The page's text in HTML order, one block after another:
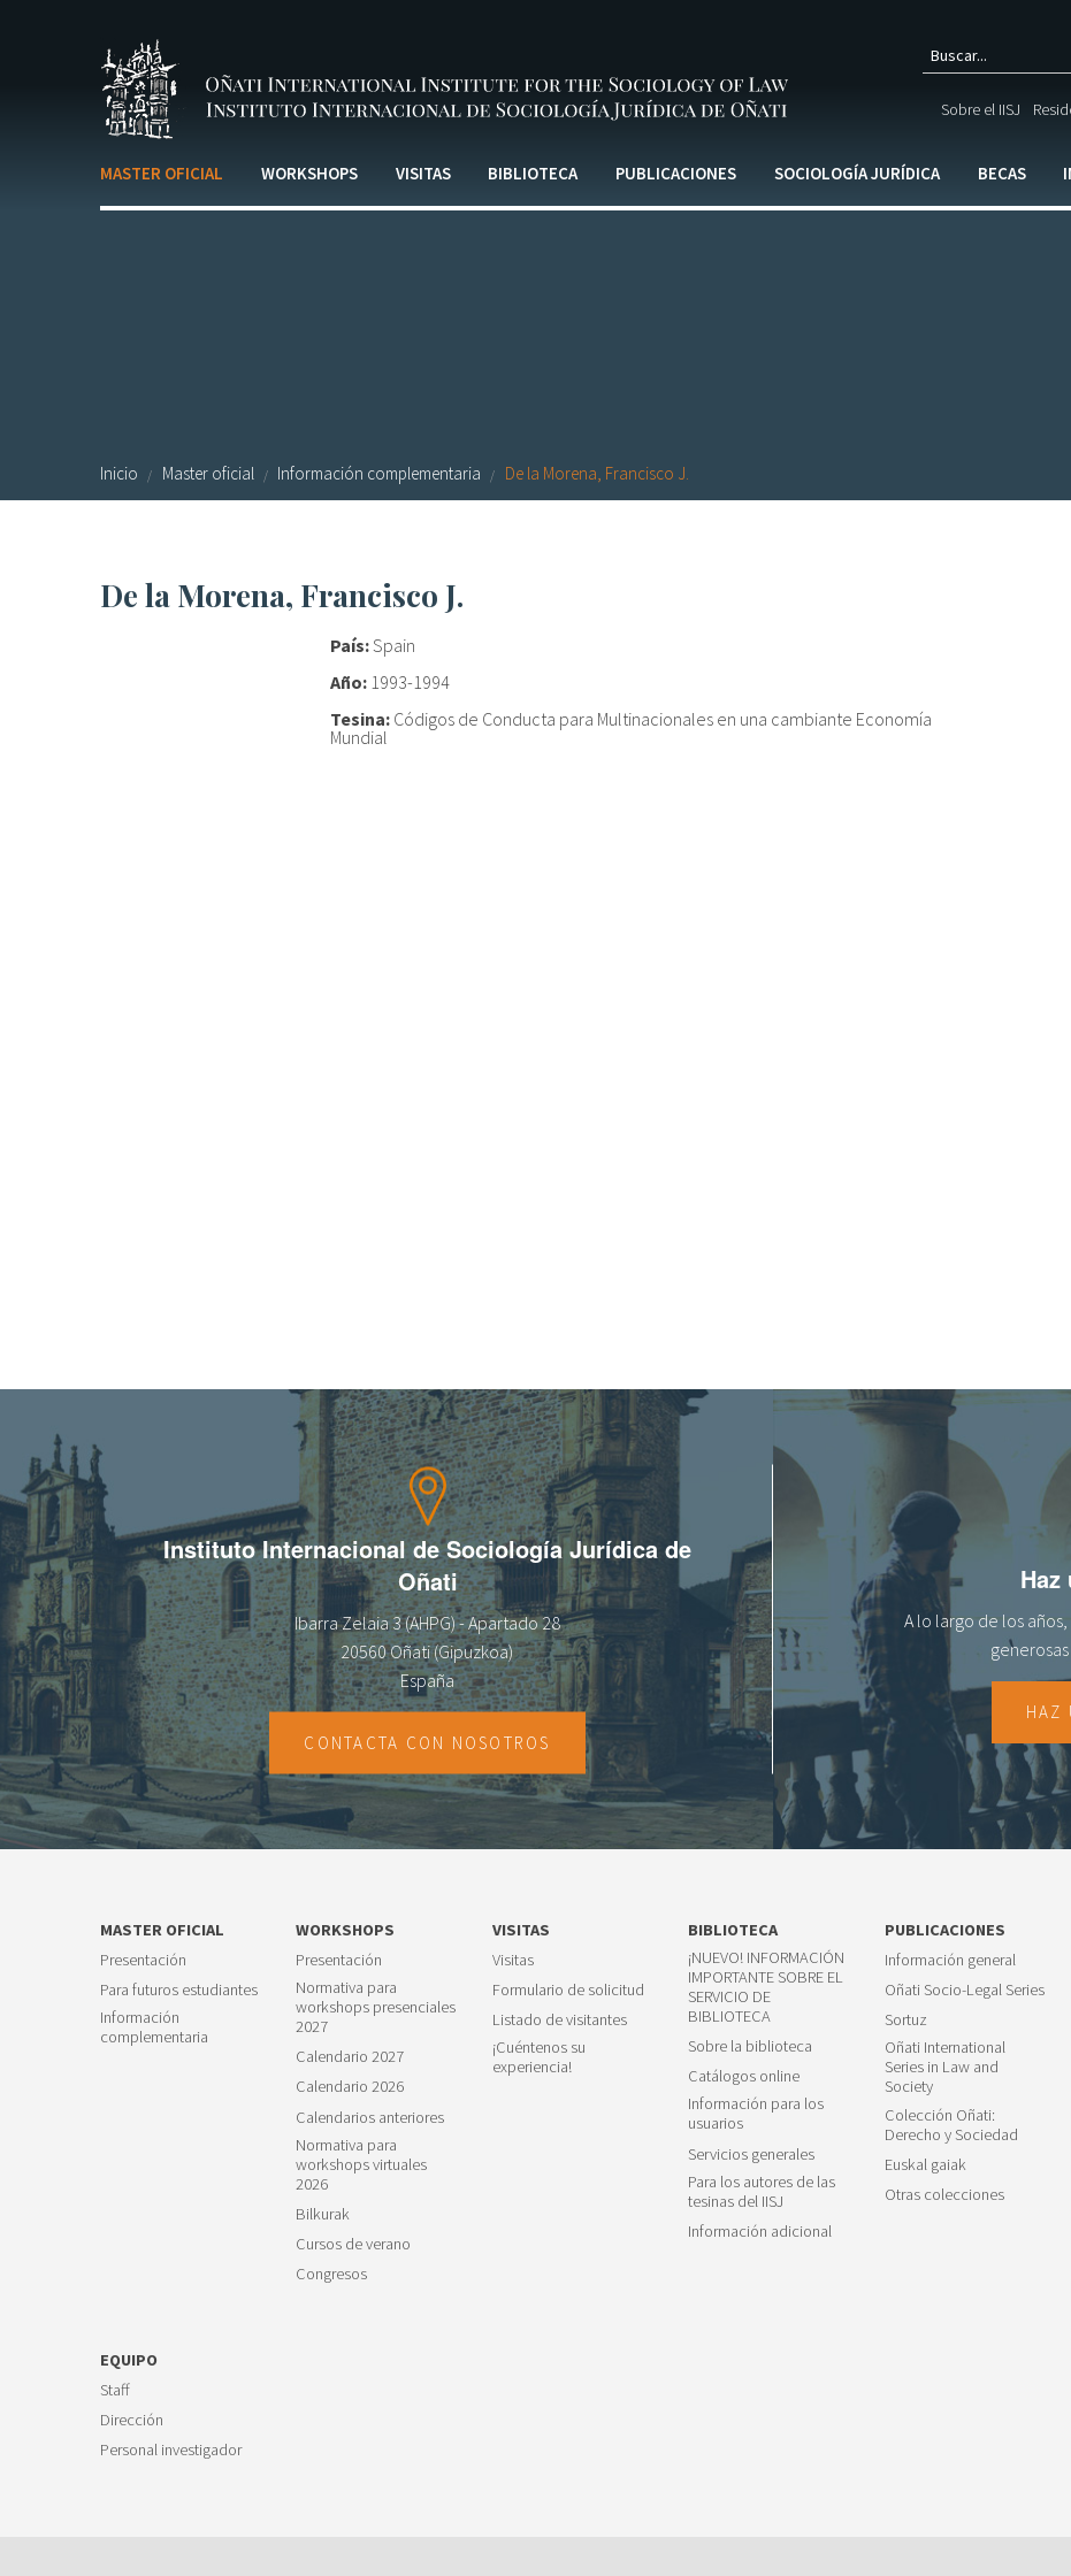
de
Sobre el IISJ
MASTER OFICIAL WORKSHOPS VISITAS BIBLIOTECA PUBLICACIONES SOCIOLOGÍA JURÍDICA BECAS
Inicio Master oficial Información complementaria De la Morena, Francisco J.
De la Morena, Francisco J.
País:Spain
Año: 1993-1994
Tesina: Códigos de Conducta para Multinacionales en una cambiante Economía
Mundial
Instituto Internacional de Sociología Jurídica de
Oñati
Ibarra Zelaia 3 (AHPG) - Apartado 28
20560 Oñati (Gipuzkoa)
España
CONTACTA CON NOSOTROS
A lo largo de los
HAZ
MASTER OFICIAL
Presentación
Para futuros estudiantes
Información
complementaria
WORKSHOPS
Presentación
Normativa para
workshops presenciales
2027
Calendario 2027
Calendario 2026
Calendarios anteriores
Normativa para
workshops virtuales
2026
Bilkurak
Cursos de verano
Congresos
VISITAS
Visitas
Formulario de solicitud
Listado de visitantes
¡Cuéntenos su
experiencia!
BIBLIOTECA
¡NUEVO! INFORMACIÓN
IMPORTANTE SOBRE EL
SERVICIO DE
BIBLIOTECA
Sobre la biblioteca
Catálogos online
Información para los
usuarios
Servicios generales
Para los autores de las
tesinas del IISJ
Información adicional
PUBLICACIONES
Información general
Oñati Socio-Legal Series
Sortuz
Oñati International
Series in Law and
Society
Colección Oñati:
Derecho y Sociedad
Euskal gaiak
Otras colecciones
EQUIPO
Staff
Dirección
Personal investigador